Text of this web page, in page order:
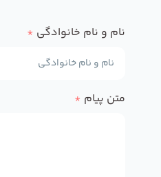
نام و نام خانوادگی *
متن پیام *